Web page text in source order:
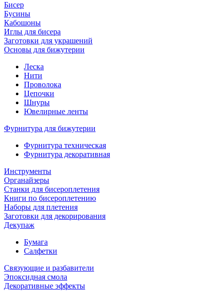
Бисер
Бусины
Кабошоны
Иглы для бисера
Заготовки для украшений
Основы для бижутерии
Леска
Нити
Проволока
Цепочки
Шнуры
Ювелирные ленты
Фурнитура для бижутерии
Фурнитура техническая
Фурнитура декоративная
Инструменты
Органайзеры
Станки для бисероплетения
Книги по бисероплетению
Наборы для плетения
Заготовки для декорирования
Декупаж
Бумага
Салфетки
Связующие и разбавители
Эпоксидная смола
Декоративные эффекты